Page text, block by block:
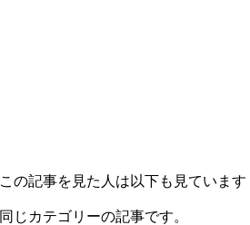
この記事を見た人は以下も見ています
同じカテゴリーの記事です。